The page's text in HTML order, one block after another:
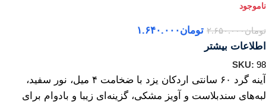
تومان۲.۶۵۰.۰۰۰ تومان۱.۶۴۰.۰۰۰
اطلاعات بیشتر
SKU: 98
آینه گرد ۶۰ سانتی اردکان یزد با ضخامت ۴ میل، نور سفید،
لبه‌های سندبلاست و آویز مشکی، گزینه‌ای زیبا و بادوام برای